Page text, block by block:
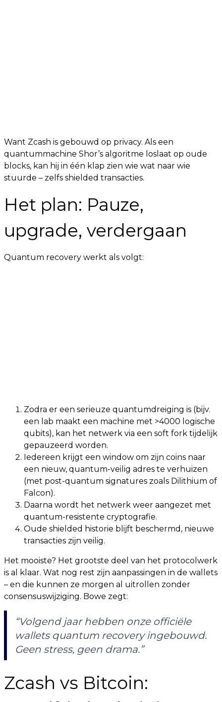
Want Zcash is gebouwd op privacy. Als een
quantummachine Shor’s algoritme loslaat op oude
blocks, kan hij in één klap zien wie wat naar wie
stuurde – zelfs shielded transacties.
Het plan: Pauze,
upgrade, verdergaan
Quantum recovery werkt als volgt:
Zodra er een serieuze quantumdreiging is (bijv.
een lab maakt een machine met >4000 logische
qubits), kan het netwerk via een soft fork tijdelijk
gepauzeerd worden.
Iedereen krijgt een window om zijn coins naar
een nieuw, quantum-veilig adres te verhuizen
(met post-quantum signatures zoals Dilithium of
Falcon).
Daarna wordt het netwerk weer aangezet met
quantum-resistente cryptografie.
Oude shielded historie blijft beschermd, nieuwe
transacties zijn veilig.
Het mooiste? Het grootste deel van het protocolwerk
is al klaar. Wat nog rest zijn aanpassingen in de wallets
– en die kunnen ze morgen al uitrollen zonder
consensuswijziging. Bowe zegt:
“Volgend jaar hebben onze officiële
wallets quantum recovery ingebouwd.
Geen stress, geen drama.”
Zcash vs Bitcoin: